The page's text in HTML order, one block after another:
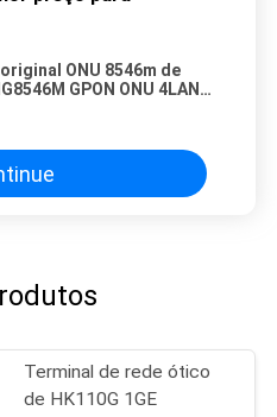
ONU 8546m de
GPON ONU 4LAN
Terminal de rede ótico
de HK110G 1GE